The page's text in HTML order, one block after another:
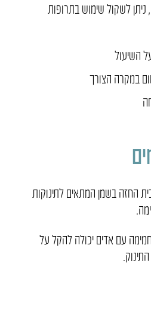
ניתן לשקול שימוש בתרופות
השיעול
במקרה הצורך
החזה בשמן המתאים לתינוקות
עם אדים יכולה להקל על